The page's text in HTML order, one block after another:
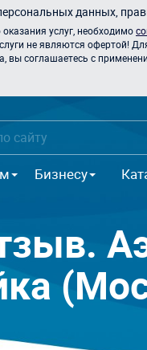
данных,
услуг, необходимо
не являются офертой!
соглашаетесь с
Бизнесу